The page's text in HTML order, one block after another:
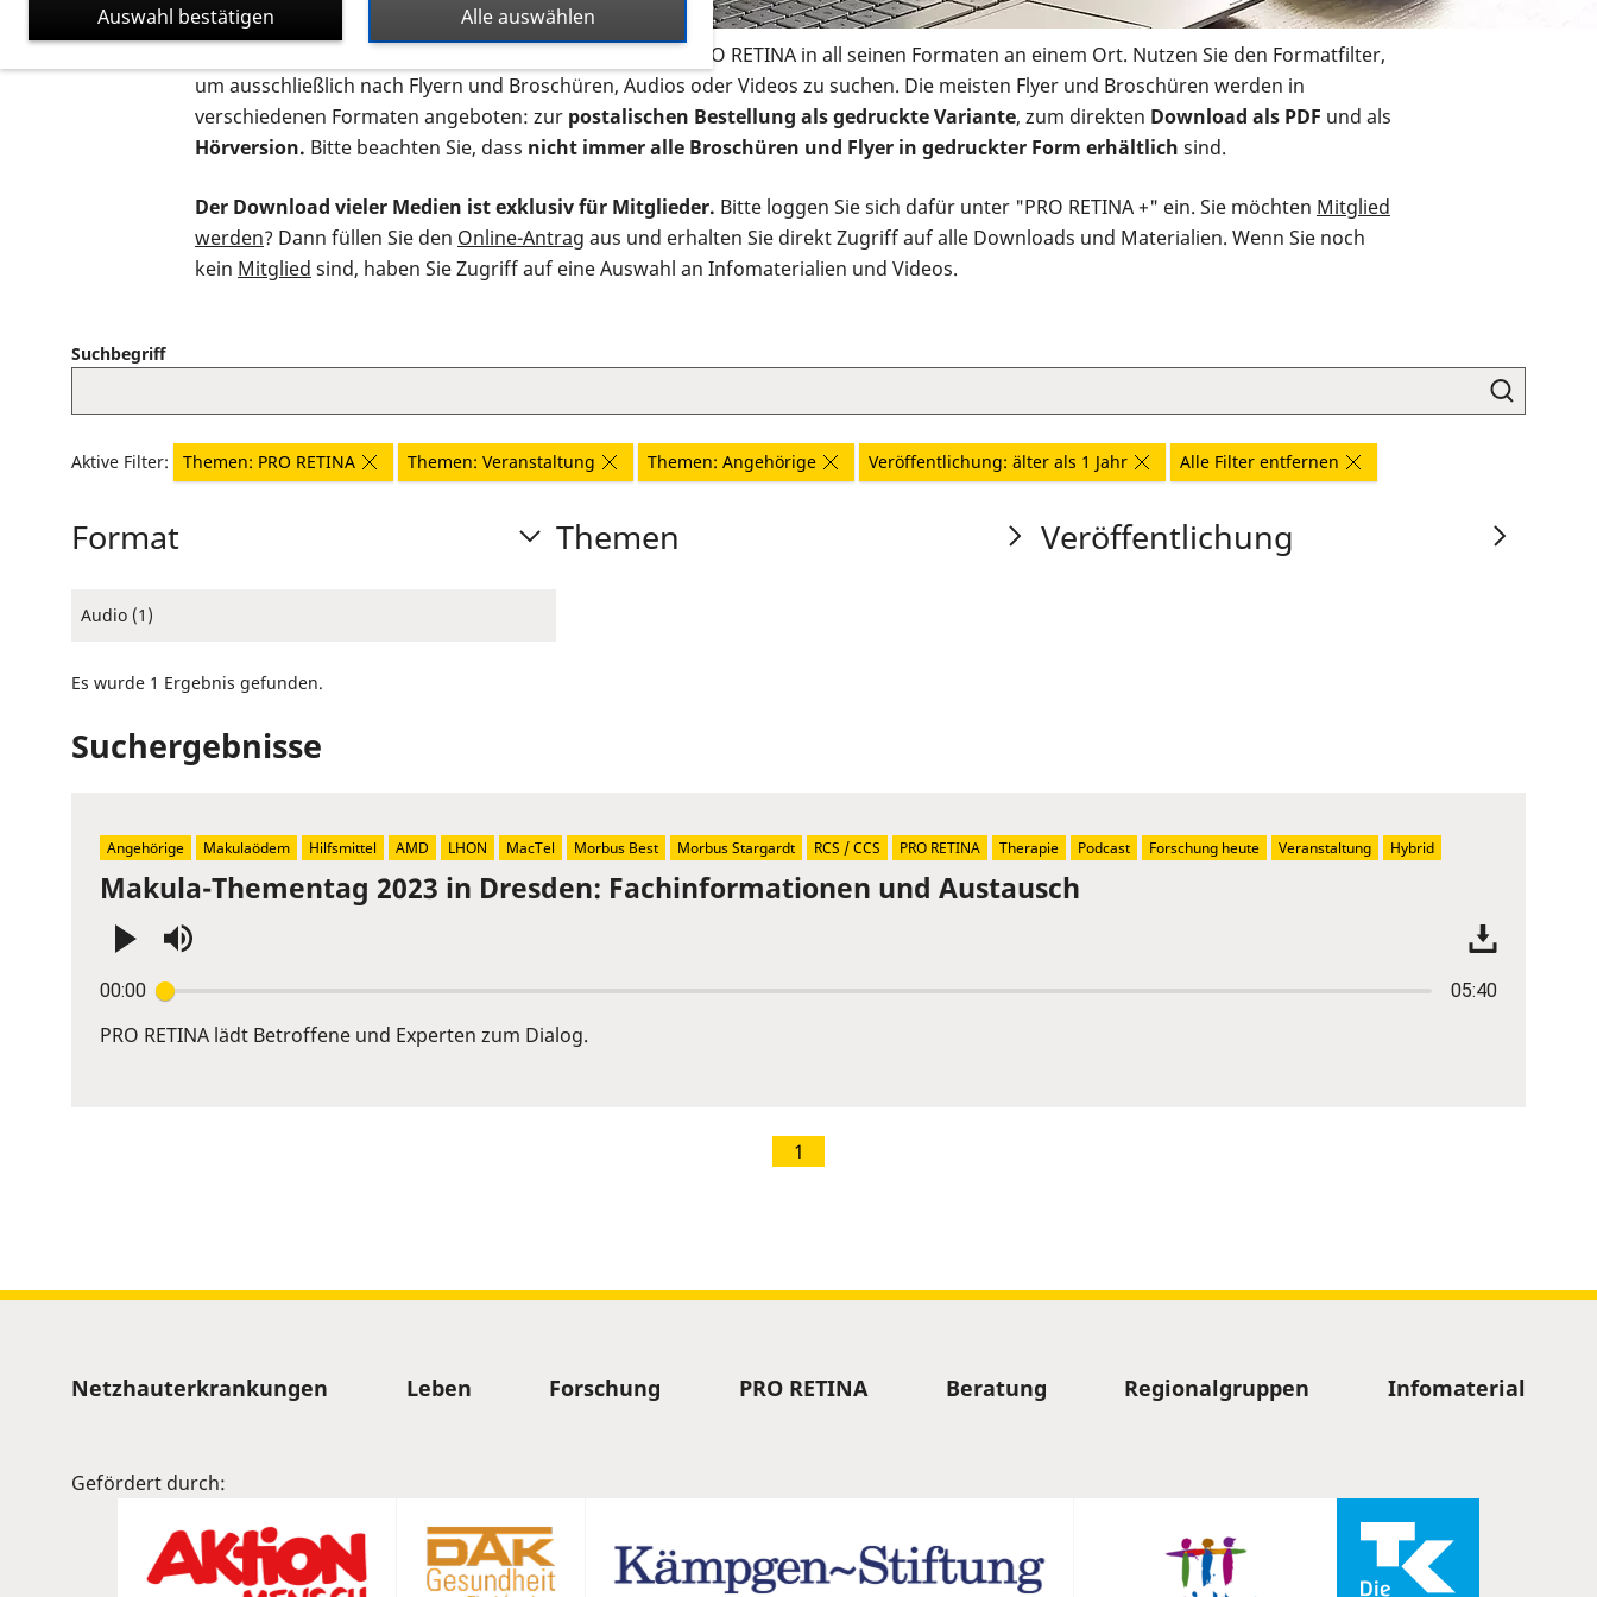
Auf dieser Seite finden Sie sämtliches Infomaterial der PRO RETINA in all seinen Formaten an einem Ort. Nutzen Sie den Formatfilter,
um ausschließlich nach Flyern und Broschüren, Audios oder Videos zu suchen. Die meisten Flyer und Broschüren werden in
verschiedenen Formaten angeboten: zur postalischen Bestellung als gedruckte Variante, zum direkten Download als PDF und als
Hörversion. Bitte beachten Sie, dass nicht immer alle Broschüren und Flyer in gedruckter Form erhältlich sind.
Der Download vieler Medien ist exklusiv für Mitglieder. Bitte loggen Sie sich dafür unter "PRO RETINA +" ein. Sie möchten Mitglied
werden? Dann füllen Sie den Online-Antrag aus und erhalten Sie direkt Zugriff auf alle Downloads und Materialien. Wenn Sie noch
kein Mitglied sind, haben Sie Zugriff auf eine Auswahl an Infomaterialien und Videos.
Suchbegriff
Aktive Filter: Themen: PRO RETINA Themen: Veranstaltung Themen: Angehörige Veröffentlichung: älter als 1 Jahr Alle Filter entfernen
Format
Audio (1)
Themen Veröffentlichung
Es wurde 1 Ergebnis gefunden.
Suchergebnisse
Makula-Thementag 2023 in Dresden: Fachinformationen und Austausch
00:00 05:40
Enter
or
PRO RETINA lädt Betroffene und Experten zum Dialog.
Angehörige Makulaödem Hilfsmittel AMD LHON MacTel Morbus Best Morbus Stargardt RCS / CCS PRO RETINA Therapie Podcast Forschung heute Veranstaltung Hybrid
1
Sitemap
Netzhauterkrankungen Leben Forschung PRO RETINA Beratung Regionalgruppen Infomaterial
Gefördert durch:
Alle auswählen
Auswahl bestätigen